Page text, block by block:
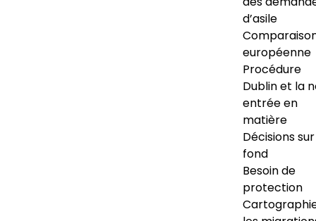
d’asile
européenne
Procédure
Dublin et la
entrée en
matière
Décisions
fond
Besoin de
protection